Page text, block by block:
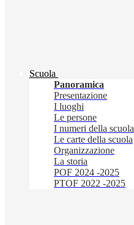
Scuola
Panoramica
Presentazione
I luoghi
Le persone
I numeri della scuola
Le carte della scuola
Organizzazione
La storia
POF 2024 -2025
PTOF 2022 -2025